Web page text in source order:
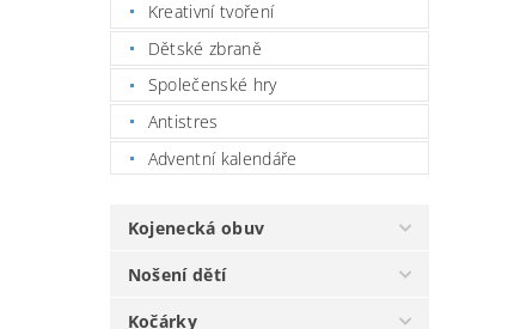
Kreativní tvoření
Dětské zbraně
Společenské hry
Antistres
Adventní kalendáře
Kojenecká obuv
Nošení dětí
Kočárky